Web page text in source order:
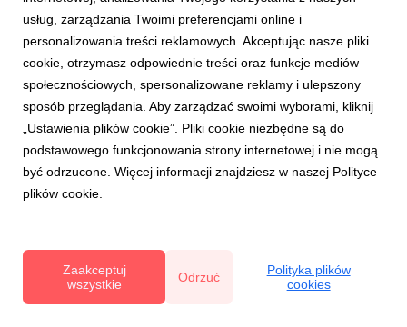
Czerwiec_2025 (8).jpg
grafika
Czas na haskap (1).jpg
usług, zarządzania Twoimi preferencjami online i
personalizowania treści reklamowych. Akceptując nasze pliki
cookie, otrzymasz odpowiednie treści oraz funkcje mediów
społecznościowych, spersonalizowane reklamy i ulepszony
sposób przeglądania. Aby zarządzać swoimi wyborami, kliknij
„Ustawienia plików cookie”. Pliki cookie niezbędne są do
podstawowego funkcjonowania strony internetowej i nie mogą
być odrzucone. Więcej informacji znajdziesz w naszej Polityce
plików cookie.
Zaakceptuj
wszystkie
Odrzuć
Polityka plików
cookies